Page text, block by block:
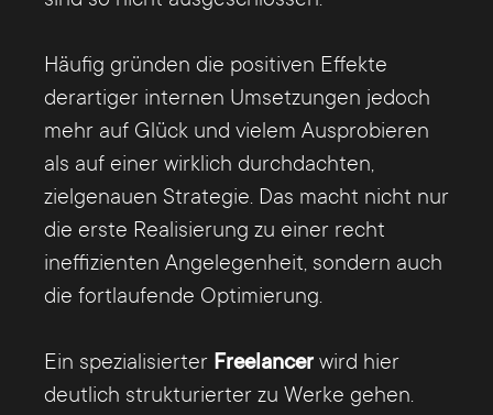
Anmeldung abspringen.
Häufig gründen die positiven Effekte
derartiger internen Umsetzungen jedoch
mehr auf Glück und vielem Ausprobieren
als auf einer wirklich durchdachten,
zielgenauen Strategie. Das macht nicht nur
die erste Realisierung zu einer recht
ineffizienten Angelegenheit, sondern auch
die fortlaufende Optimierung.
Ein spezialisierter Freelancer wird hier
deutlich strukturierter zu Werke gehen.